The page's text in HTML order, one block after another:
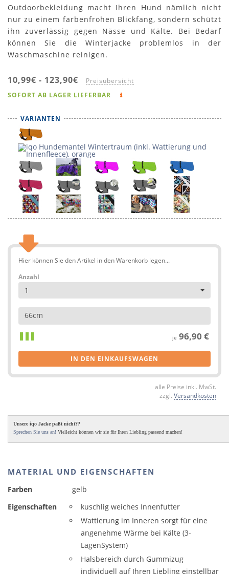
Outdoorbekleidung macht Ihren Hund nämlich nicht
nur zu einem farbenfrohen Blickfang, sondern schützt
ihn zuverlässig gegen Nässe und Kälte. Bei Bedarf
können Sie die Winterjacke problemlos in der
Waschmaschine reinigen.
10,99€ - 123,90€ Preisübersicht
SOFORT AB LAGER LIEFERBAR
VARIANTEN
Hier können Sie den Artikel in den Warenkorb legen...
Anzahl
1
66cm
je 96,90 €
IN DEN EINKAUFSWAGEN
alle Preise inkl. MwSt.
zzgl. Versandkosten
Unsere iqo Jacke paßt nicht??
Sprechen Sie uns an! Vielleicht können wir sie für Ihren Liebling passend machen!
MATERIAL UND EIGENSCHAFTEN
Farben
gelb
Eigenschaften
kuschlig weiches Innenfutter
Wattierung im Inneren sorgt für eine
angenehme Wärme bei Kälte (3-
LagenSystem)
Halsbereich durch Gummizug
individuell auf Ihren Liebling einstellbar